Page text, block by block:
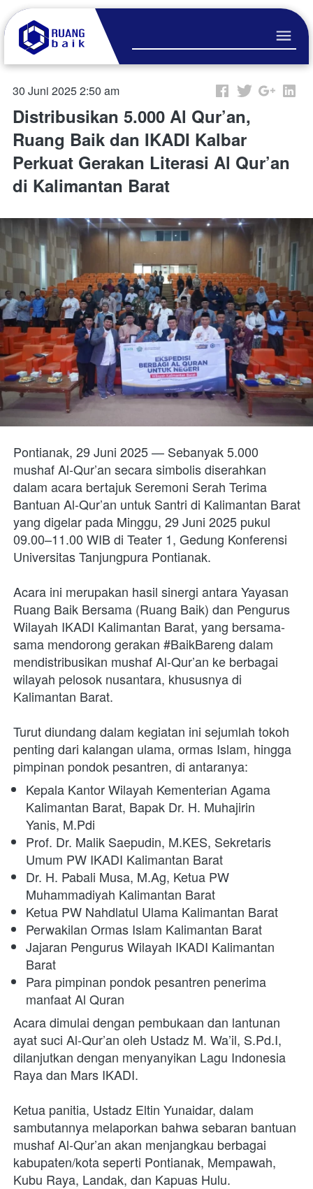
30 Juni 2025 2:50 am
Distribusikan 5.000 Al Qur’an,
Ruang Baik dan IKADI Kalbar
Perkuat Gerakan Literasi Al Qur’an
di Kalimantan Barat
Pontianak, 29 Juni 2025 — Sebanyak 5.000
mushaf Al-Qur’an secara simbolis diserahkan
dalam acara bertajuk Seremoni Serah Terima
Bantuan Al-Qur’an untuk Santri di Kalimantan Barat
yang digelar pada Minggu, 29 Juni 2025 pukul
09.00–11.00 WIB di Teater 1, Gedung Konferensi
Universitas Tanjungpura Pontianak.
Acara ini merupakan hasil sinergi antara Yayasan
Ruang Baik Bersama (Ruang Baik) dan Pengurus
Wilayah IKADI Kalimantan Barat, yang bersama-
sama mendorong gerakan #BaikBareng dalam
mendistribusikan mushaf Al-Qur’an ke berbagai
wilayah pelosok nusantara, khususnya di
Kalimantan Barat.
Turut diundang dalam kegiatan ini sejumlah tokoh
penting dari kalangan ulama, ormas Islam, hingga
pimpinan pondok pesantren, di antaranya:
Kepala Kantor Wilayah Kementerian Agama
Kalimantan Barat, Bapak Dr. H. Muhajirin
Yanis, M.Pdi
Prof. Dr. Malik Saepudin, M.KES, Sekretaris
Umum PW IKADI Kalimantan Barat
Dr. H. Pabali Musa, M.Ag, Ketua PW
Muhammadiyah Kalimantan Barat
Ketua PW Nahdlatul Ulama Kalimantan Barat
Perwakilan Ormas Islam Kalimantan Barat
Jajaran Pengurus Wilayah IKADI Kalimantan
Barat
Para pimpinan pondok pesantren penerima
manfaat Al Quran
Acara dimulai dengan pembukaan dan lantunan
ayat suci Al-Qur’an oleh Ustadz M. Wa’il, S.Pd.I,
dilanjutkan dengan menyanyikan Lagu Indonesia
Raya dan Mars IKADI.
Ketua panitia, Ustadz Eltin Yunaidar, dalam
sambutannya melaporkan bahwa sebaran bantuan
mushaf Al-Qur’an akan menjangkau berbagai
kabupaten/kota seperti Pontianak, Mempawah,
Kubu Raya, Landak, dan Kapuas Hulu.